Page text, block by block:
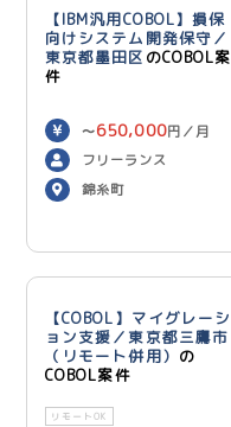
【IBM汎用COBOL】損保
向けシステム開発保守／
東京都墨田区 のCOBOL案
件
〜650,000円／月
フリーランス
錦糸町
【COBOL】マイグレーシ
ョン支援／東京都三鷹市
（リモート併用） の
COBOL案件
リモートOK